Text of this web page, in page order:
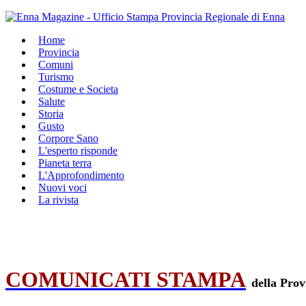
Home
Provincia
Comuni
Turismo
Costume e Societa
Salute
Storia
Gusto
Corpore Sano
L'esperto risponde
Pianeta terra
L'Approfondimento
Nuovi voci
La rivista
COMUNICATI STAMPA della